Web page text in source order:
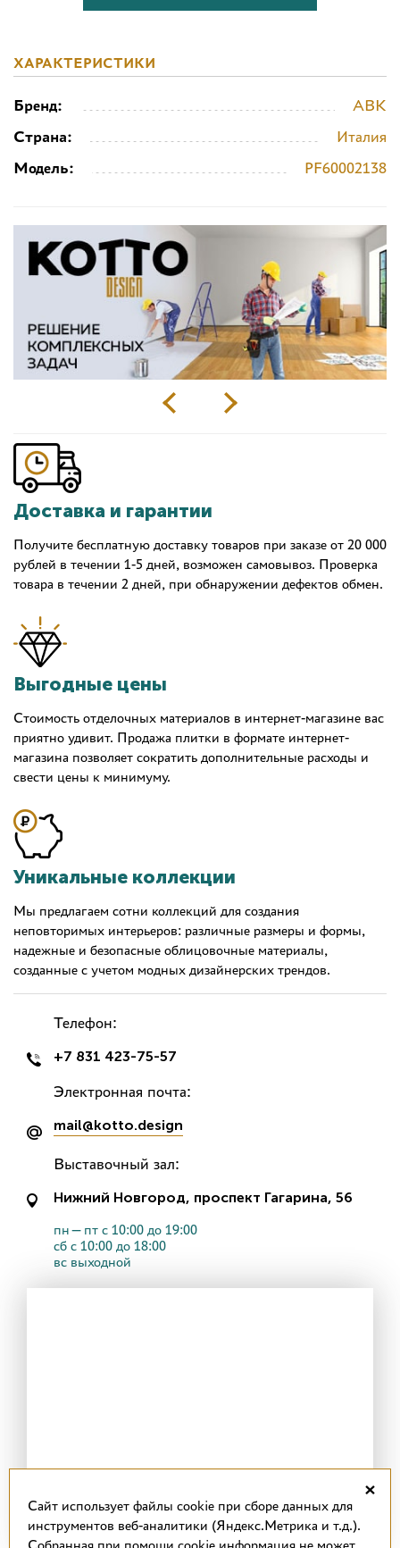
ХАРАКТЕРИСТИКИ
Бренд:
ABK
Страна:
Италия
Модель:
PF60002138
Доставка и гарантии
Получите бесплатную доставку товаров при заказе от 20 000
рублей в течении 1-5 дней, возможен самовывоз. Проверка
товара в течении 2 дней, при обнаружении дефектов обмен.
Выгодные цены
Стоимость отделочных материалов в интернет-магазине вас
приятно удивит. Продажа плитки в формате интернет-
магазина позволяет сократить дополнительные расходы и
свести цены к минимуму.
Уникальные коллекции
Мы предлагаем сотни коллекций для создания
неповторимых интерьеров: различные размеры и формы,
надежные и безопасные облицовочные материалы,
созданные с учетом модных дизайнерских трендов.
Телефон:
+7 831 423-75-57
Электронная почта:
mail@kotto.design
Выставочный зал:
Нижний Новгород, проспект Гагарина, 56
пн—пт с 10:00 до 19:00
сб с 10:00 до 18:00
вс выходной
×
Cайт использует файлы cookie при сборе данных для
инструментов веб-аналитики (Яндекс.Метрика и т.д.).
Собранная при помощи cookie информация не может